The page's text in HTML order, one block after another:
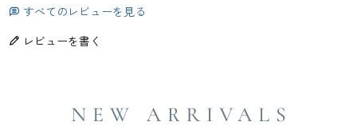
すべてのレビューを見る
レビューを書く